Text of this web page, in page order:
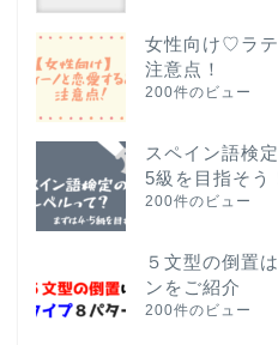
女性向け♡ラ
注意点！
200件のビュー
スペイン語検
5級を目指そう
200件のビュー
５文型の倒置
ンをご紹介
200件のビュー